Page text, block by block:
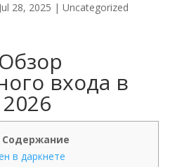
Jul 28, 2025 | Uncategorized
входа в
Содержание
в даркнете